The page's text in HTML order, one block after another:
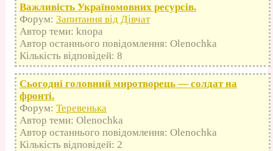
Важливість Україномовних ресурсів.
Форум: Запитання від Дівчат
Автор теми: knopa
Автор останнього повідомлення: Olenochka
Кількість відповідей: 8
Сьогодні головний миротворець — солдат на
фронті.
Форум: Теревенька
Автор теми: Olenochka
Автор останнього повідомлення: Olenochka
Кількість відповідей: 2